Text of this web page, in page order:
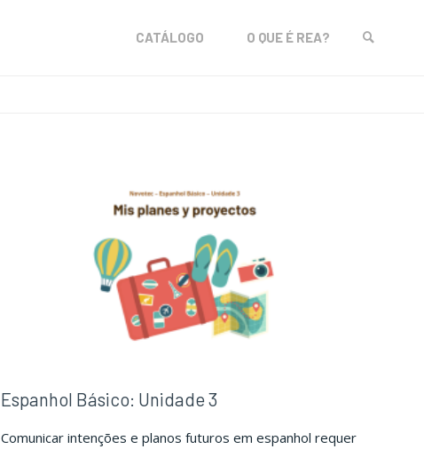
CATÁLOGO O QUE É REA?
Espanhol Básico: Unidade 3
Comunicar intenções e planos futuros em espanhol requer